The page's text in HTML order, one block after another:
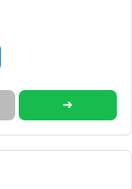
➜